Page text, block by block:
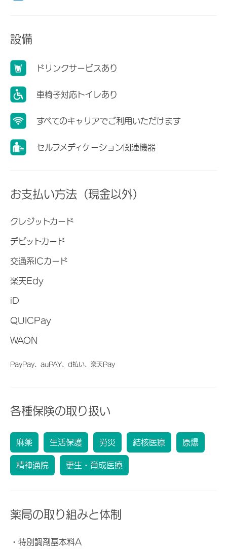
設備
ドリンクサービスあり
車椅子対応トイレあり
すべてのキャリアでご利用いただけます
セルフメディケーション関連機器
お支払い方法（現金以外）
クレジットカード
デビットカード
交通系ICカード
楽天Edy
iD
QUICPay
WAON
PayPay、auPAY、d払い、楽天Pay
各種保険の取り扱い
麻薬 生活保護 労災 結核医療 原爆
精神通院 更生・育成医療
薬局の取り組みと体制
・特別調剤基本料A